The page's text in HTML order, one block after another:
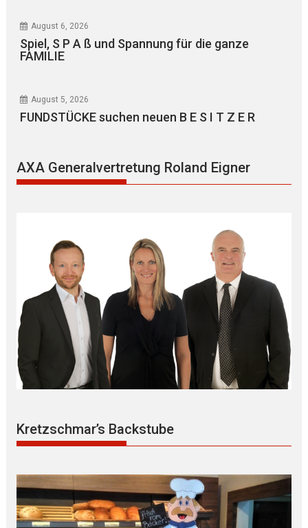
August 6, 2026
Spiel, S P A ß und Spannung für die ganze
FAMILIE
August 5, 2026
FUNDSTÜCKE suchen neuen B E S I T Z E R
AXA Generalvertretung Roland Eigner
Kretzschmar’s Backstube